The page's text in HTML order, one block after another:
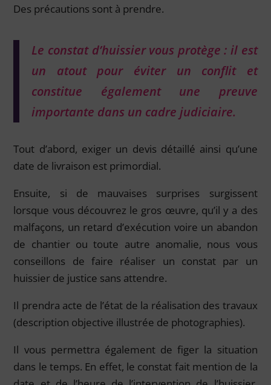
Des précautions sont à prendre.
Le constat d’huissier vous protège : il est
un atout pour éviter un conflit et
constitue également une preuve
importante dans un cadre judiciaire.
Tout d’abord, exiger un devis détaillé ainsi qu’une
date de livraison est primordial.
Ensuite, si de mauvaises surprises surgissent
lorsque vous découvrez le gros œuvre, qu’il y a des
malfaçons, un retard d’exécution voire un abandon
de chantier ou toute autre anomalie, nous vous
conseillons de faire réaliser un constat par un
huissier de justice sans attendre.
Il prendra acte de l’état de la réalisation des travaux
(description objective illustrée de photographies).
Il vous permettra également de figer la situation
dans le temps. En effet, le constat fait mention de la